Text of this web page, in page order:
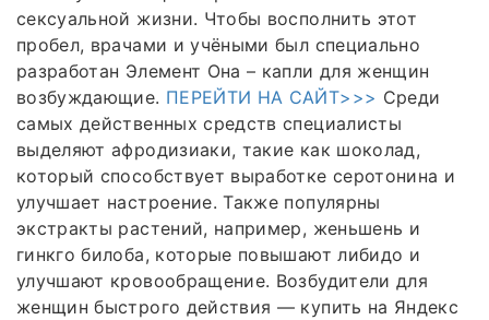
сексуальной жизни. Чтобы восполнить этот
пробел, врачами и учёными был специально
разработан Элемент Она – капли для женщин
возбуждающие. ПЕРЕЙТИ НА САЙТ>>> Среди
самых действенных средств специалисты
выделяют афродизиаки, такие как шоколад,
который способствует выработке серотонина и
улучшает настроение. Также популярны
экстракты растений, например, женьшень и
гинкго билоба, которые повышают либидо и
улучшают кровообращение. Возбудители для
женщин быстрого действия — купить на Яндекс